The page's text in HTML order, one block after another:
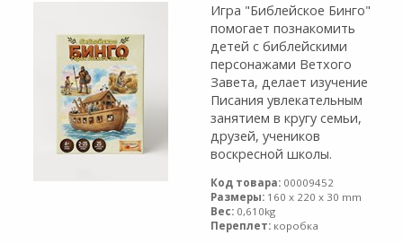
Игра "Библейское Бинго"
помогает познакомить
детей с библейскими
персонажами Ветхого
Завета, делает изучение
Писания увлекательным
занятием в кругу семьи,
друзей, учеников
воскресной школы.
Код товара: 00009452
Размеры: 160 x 220 x 30 mm
Вес: 0,610kg
Переплет: коробка